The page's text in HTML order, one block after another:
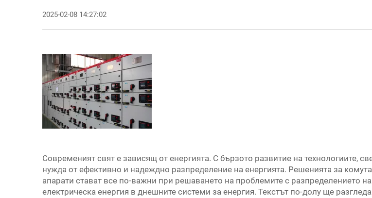
2025-02-08 14:27:02
Современият свят е зависящ от енергията. С бързото развитие на технологиите,
нужда от ефективно и надеждно разпределение на енергията. Решенията за
апарати стават все по-важни при решаването на проблемите с разпределението на
електрическа енергия в днешните системи за енергия. Текстът по-долу ще